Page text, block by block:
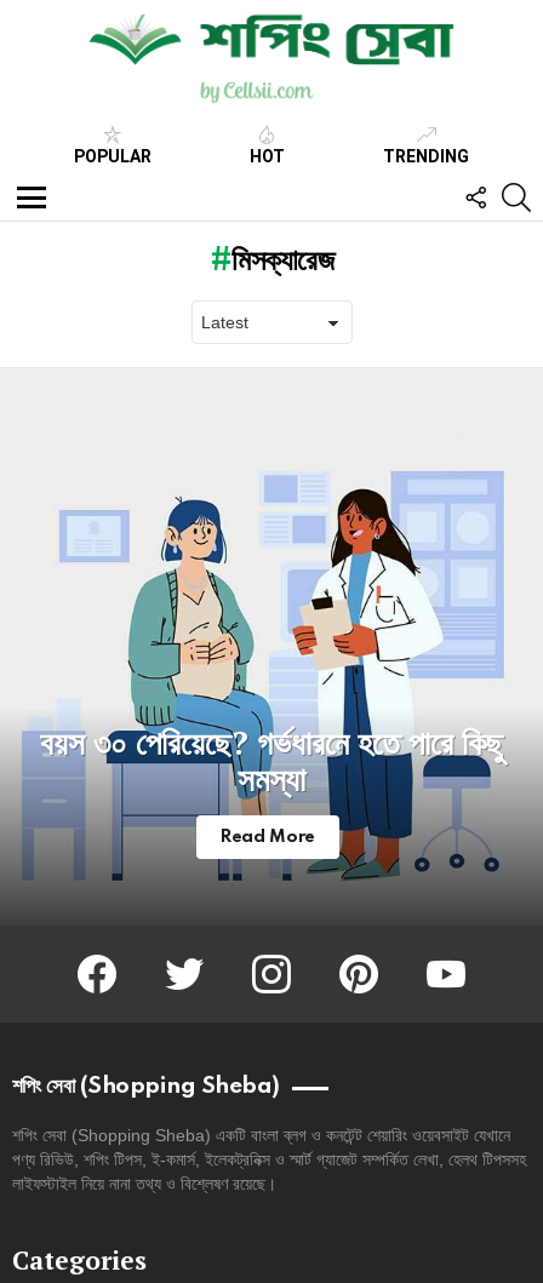
POPULAR HOT TRENDING
Menu
US
মিসক্যারেজ
বয়স ৩০ পেরিয়েছে? গর্ভধারনে হতে পারে কিছু
সমস্যা
Read More
facebook twitter instagram pinterest youtube
শপিং সেবা (Shopping Sheba)
শপিং সেবা (Shopping Sheba) একটি বাংলা ব্লগ ও কনটেন্ট শেয়ারিং ওয়েবসাইট যেখানে
পণ্য রিভিউ, শপিং টিপস, ই-কমার্স, ইলেকট্রনিক্স ও স্মার্ট গ্যাজেট সম্পর্কিত লেখা, হেলথ টিপসসহ
লাইফস্টাইল নিয়ে নানা তথ্য ও বিশ্লেষণ রয়েছে।
Categories